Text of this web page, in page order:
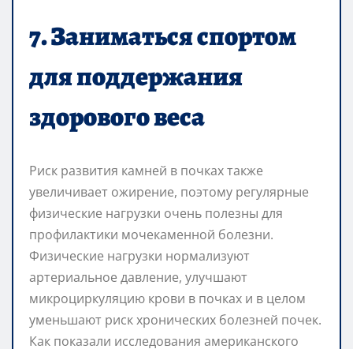
7. Заниматься спортом
для поддержания
здорового веса
Риск развития камней в почках также
увеличивает ожирение, поэтому регулярные
физические нагрузки очень полезны для
профилактики мочекаменной болезни.
Физические нагрузки нормализуют
артериальное давление, улучшают
микроциркуляцию крови в почках и в целом
уменьшают риск хронических болезней почек.
Как показали исследования американского